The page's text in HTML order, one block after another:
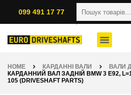
099 491 17 77
HOME КАРДАННІ ВАЛИ
ВАЛИ
КАРДАННИЙ ВАЛ ЗАДНІЙ BMW 3 E92,
105 (DRIVESHAFT PARTS)